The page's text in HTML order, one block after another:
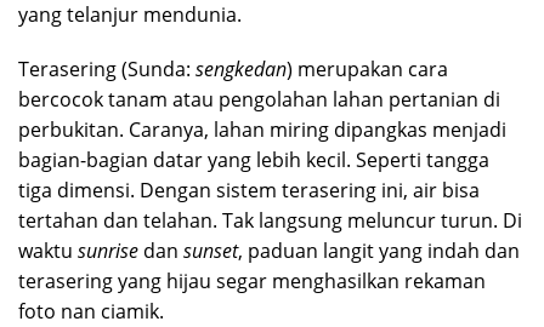
yang telanjur mendunia.
Terasering (Sunda: sengkedan) merupakan cara
bercocok tanam atau pengolahan lahan pertanian di
perbukitan. Caranya, lahan miring dipangkas menjadi
bagian-bagian datar yang lebih kecil. Seperti tangga
tiga dimensi. Dengan sistem terasering ini, air bisa
tertahan dan telahan. Tak langsung meluncur turun. Di
waktu sunrise dan sunset, paduan langit yang indah dan
terasering yang hijau segar menghasilkan rekaman
foto nan ciamik.